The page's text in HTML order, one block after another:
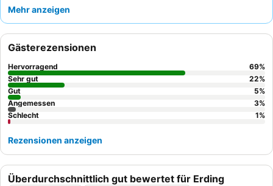
und ein Piratenschiff mit Rutsche im Außenbereich. Die Gäste
Freundlichkeit und das
Vielfalt und Qualität. Für einen wirklich komfortablen Aufenthalt
empfiehlt es sich, Zimmer in den oberen Etagen zu wählen, um
eine optimale Aussicht und Ruhe zu genießen.
Mehr anzeigen
Überdurchschnittlich gut bewertet für Erding
Gästerezensionen
Hervorragend 69%
Sehr gut
22%
Gut
5%
Angemessen
3%
Schlecht
1%
Rezensionen anzeigen